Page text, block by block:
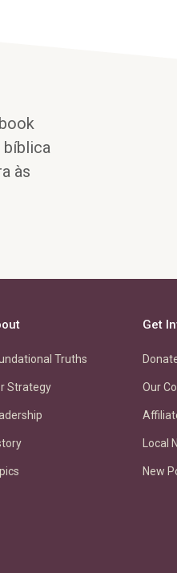
bíblica
às
Truths
Strategy
Get
Our
Local
New